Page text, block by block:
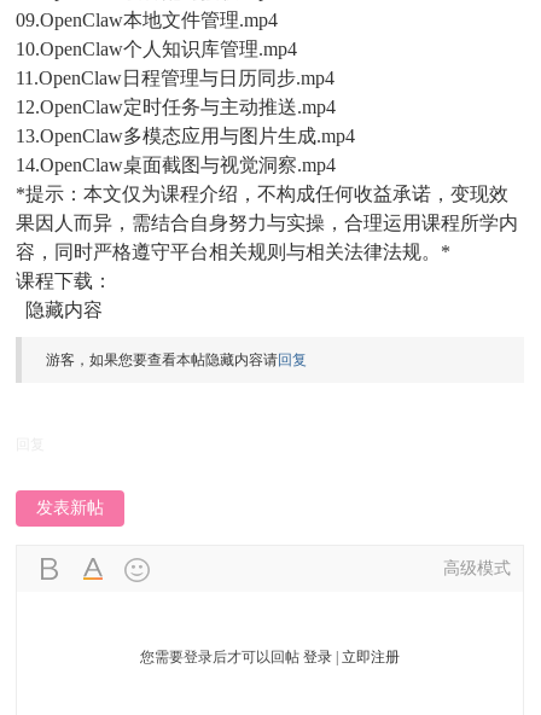
09.OpenClaw本地文件管理.mp4
10.OpenClaw个人知识库管理.mp4
11.OpenClaw日程管理与日历同步.mp4
12.OpenClaw定时任务与主动推送.mp4
13.OpenClaw多模态应用与图片生成.mp4
14.OpenClaw桌面截图与视觉洞察.mp4
*提示：本文仅为课程介绍，不构成任何收益承诺，变现效
果因人而异，需结合自身努力与实操，合理运用课程所学内
容，同时严格遵守平台相关规则与相关法律法规。*
课程下载：
隐藏内容
游客，如果您要查看本帖隐藏内容请回复
发表新帖
高级模式
您需要登录后才可以回帖登录 |立即注册